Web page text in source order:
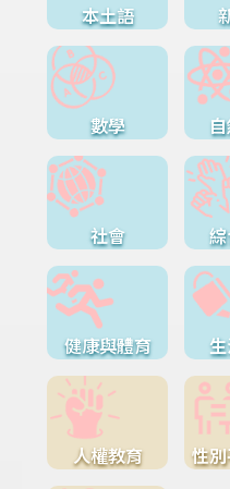
本土語
數學
社會
健康與體育
人權教育 性